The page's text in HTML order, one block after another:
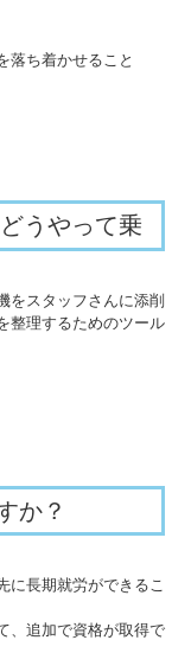
落ち着かせること
うやって乗
をスタッフさんに添削
整理するためのツール
か？
に長期就労ができるこ
、追加で資格が取得で